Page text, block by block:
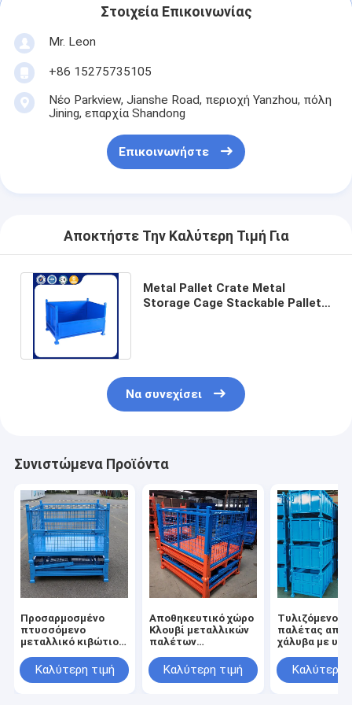
αλουμινένιες παλέτες
κιβώτιο παλετών μετάλλων
Κλουβιά από συρματόπλεγμα
Στοιχεία Επικοινωνίας
Mr. Leon
+86 15275735105
Νέο Parkview, Jianshe Road, περιοχή Yanzhou, πόλη
Jining, επαρχία Shandong
Επικοινωνήστε
Αποκτήστε Την Καλύτερη Τιμή Για
Metal Pallet Crate Metal
Storage Cage Stackable Pallet
Να συνεχίσει
Συνιστώμενα Προϊόντα
Προσαρμοσμένο
πτυσσόμενο
μεταλλικό κιβώτιο
στοιβιζόμενο
καλάθι
Καλύτερη τιμή
Αποθηκευτικό χώρο
Κλουβί μεταλλικών
παλέτων
Τυλιζόμενο
μεταλλικό δοχείο
Καλύτερη τιμή
Τυλιζόμενο
παλέτας από
χάλυβα με
φορτίου και
στοιβάσιμο
Καλύτερη